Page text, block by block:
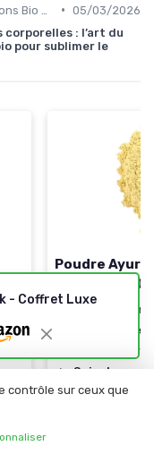
• 05/03/2026
corporelles : l’art du
pour sublimer le
Poudre
(Miswak) 100
Détartrage
100% naturel
＋ Soin des
＋ Sachet
- Coffret Luxe
contrôle sur ceux que